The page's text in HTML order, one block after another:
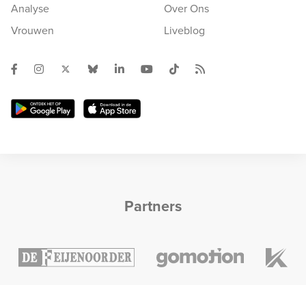
Analyse
Vrouwen
Over Ons
Liveblog
Partners